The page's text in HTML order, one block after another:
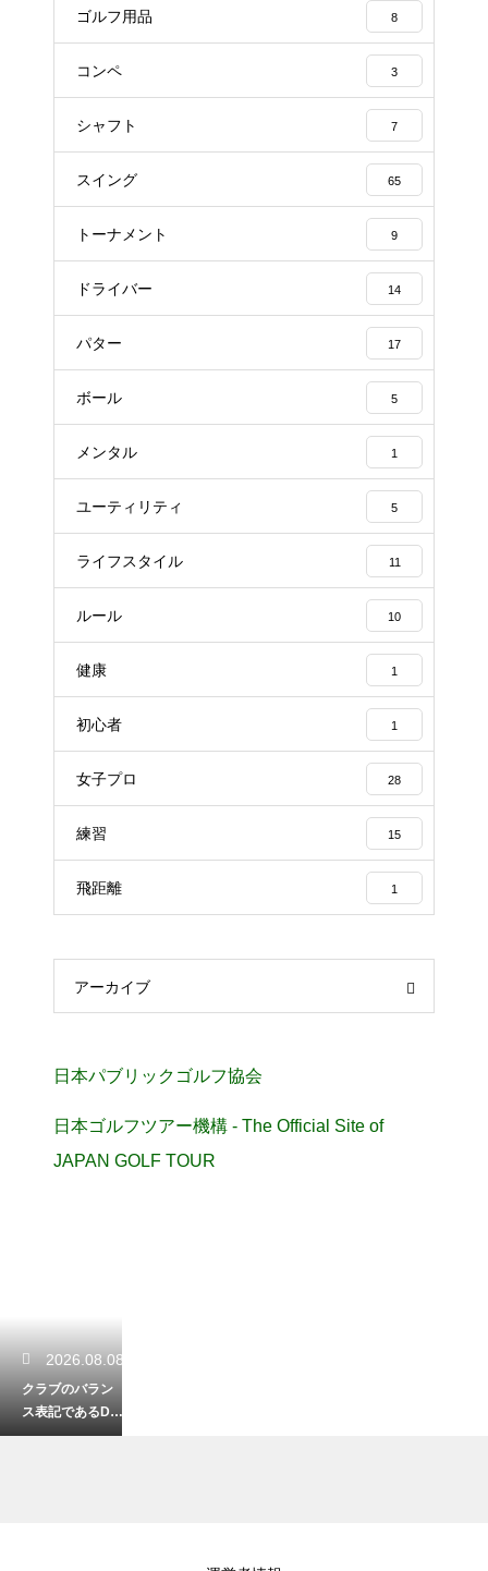
ゴルフ用品 8
コンペ 3
シャフト 7
スイング 65
トーナメント 9
ドライバー 14
パター 17
ボール 5
メンタル 1
ユーティリティ 5
ライフスタイル 11
ルール 10
健康 1
初心者 1
女子プロ 28
練習 15
飛距離 1
アーカイブ
日本パブリックゴルフ協会
日本ゴルフツアー機構 - The Official Site of
JAPAN GOLF TOUR
2026.08.08
クラブのバラン
ス表記であるD0
とD1の違いと振